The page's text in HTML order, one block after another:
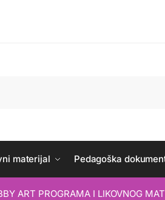
materijal Pedagoška
ART PROGRAMA I LIKOVNOG